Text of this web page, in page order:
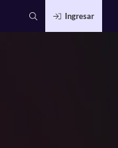
Ingresar